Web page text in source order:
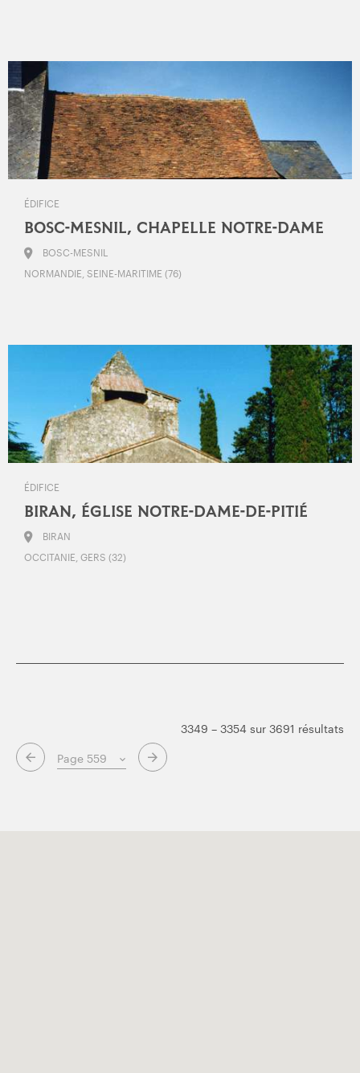
ÉDIFICE
BOSC-MESNIL, CHAPELLE NOTRE-DAME
BOSC-MESNIL
NORMANDIE, SEINE-MARITIME (76)
ÉDIFICE
BIRAN, ÉGLISE NOTRE-DAME-DE-PITIÉ
BIRAN
OCCITANIE, GERS (32)
Page suivante
3349 – 3354 sur 3691 résultats